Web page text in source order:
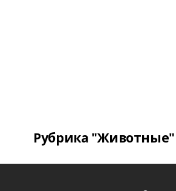
Рубрика "Животные"